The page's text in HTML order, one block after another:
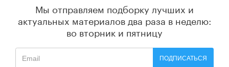
Мы отправляем подборку лучших и
актуальных материалов два раза в неделю:
во вторник и пятницу
ПОДПИСАТЬСЯ